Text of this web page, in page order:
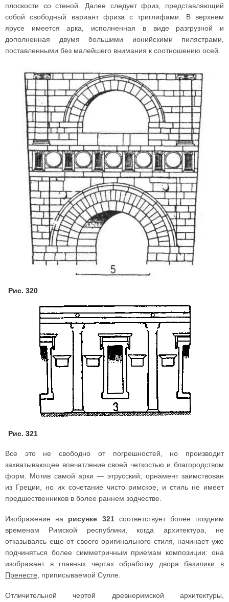
плоскости со стеной. Далее следует фриз, представляющий
собой свободный вариант фриза с триглифами. В верхнем
ярусе имеется арка, исполненная в виде разгрузной и
дополненная двумя большими ионийскими пилястрами,
поставленными без малейшего внимания к соотношению осей.
Рис. 320
Рис. 321
Все это не свободно от погрешностей, но производит
захватывающее впечатление своей четкостью и благородством
форм. Мотив самой арки — этрусский; орнамент заимствован
из Греции, но их сочетание чисто римское, и стиль не имеет
предшественников в более раннем зодчестве.
Изображение на рисунке 321соответствует более поздним
временам Римской республики, когда архитектура, не
отказываясь еще от своего оригинального стиля, начинает уже
подчиняться более симметричным приемам композиции: она
изображает в главных чертах обработку дворабазилики в
Пренесте , приписываемой Сулле.
Отличительной чертой древнеримской архитектуры,